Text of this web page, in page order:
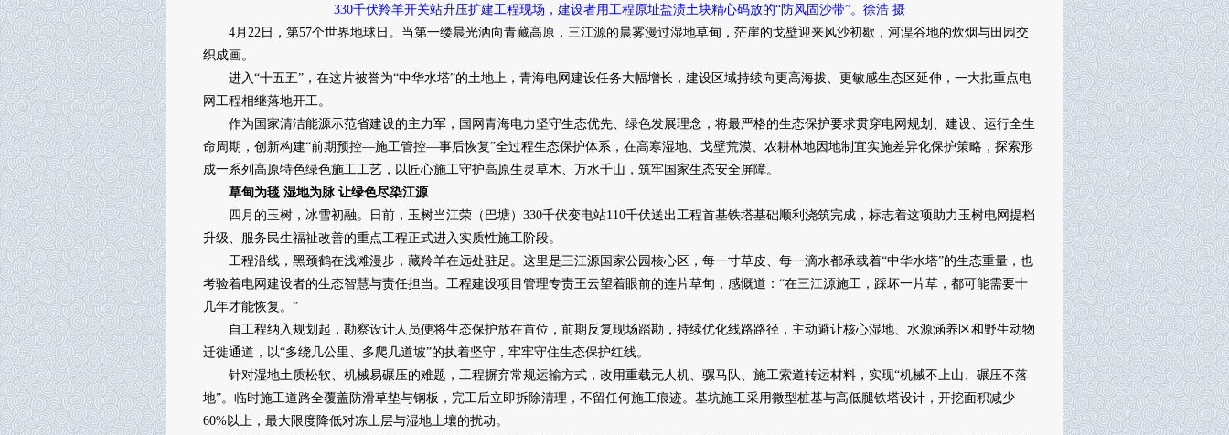
330千伏羚羊开关站升压扩建工程现场，建设者用工程原址盐渍土块精心码放的“防风固沙带”。徐浩 摄
4月22日，第57个世界地球日。当第一缕晨光洒向青藏高原，三江源的晨雾漫过湿地草甸，茫崖的戈壁迎来风沙初歇，河湟谷地的炊烟与田园交
织成画。
进入“十五五”，在这片被誉为“中华水塔”的土地上，青海电网建设任务大幅增长，建设区域持续向更高海拔、更敏感生态区延伸，一大批重点电
网工程相继落地开工。
作为国家清洁能源示范省建设的主力军，国网青海电力坚守生态优先、绿色发展理念，将最严格的生态保护要求贯穿电网规划、建设、运行全生
命周期，创新构建“前期预控—施工管控—事后恢复”全过程生态保护体系，在高寒湿地、戈壁荒漠、农耕林地因地制宜实施差异化保护策略，探索形
成一系列高原特色绿色施工工艺，以匠心施工守护高原生灵草木、万水千山，筑牢国家生态安全屏障。
草甸为毯 湿地为脉 让绿色尽染江源
四月的玉树，冰雪初融。日前，玉树当江荣（巴塘）330千伏变电站110千伏送出工程首基铁塔基础顺利浇筑完成，标志着这项助力玉树电网提档
升级、服务民生福祉改善的重点工程正式进入实质性施工阶段。
工程沿线，黑颈鹤在浅滩漫步，藏羚羊在远处驻足。这里是三江源国家公园核心区，每一寸草皮、每一滴水都承载着“中华水塔”的生态重量，也
考验着电网建设者的生态智慧与责任担当。工程建设项目管理专责王云望着眼前的连片草甸，感慨道：“在三江源施工，踩坏一片草，都可能需要十
几年才能恢复。”
自工程纳入规划起，勘察设计人员便将生态保护放在首位，前期反复现场踏勘，持续优化线路路径，主动避让核心湿地、水源涵养区和野生动物
迁徙通道，以“多绕几公里、多爬几道坡”的执着坚守，牢牢守住生态保护红线。
针对湿地土质松软、机械易碾压的难题，工程摒弃常规运输方式，改用重载无人机、骡马队、施工索道转运材料，实现“机械不上山、碾压不落
地”。临时施工道路全覆盖防滑草垫与钢板，完工后立即拆除清理，不留任何施工痕迹。基坑施工采用微型桩基与高低腿铁塔设计，开挖面积减少
60%以上，最大限度降低对冻土层与湿地土壤的扰动。